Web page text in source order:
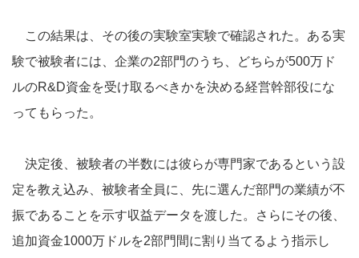
この結果は、その後の実験室実験で確認された。ある実
験で被験者には、企業の2部門のうち、どちらが500万ド
ルのR&D資金を受け取るべきかを決める経営幹部役にな
ってもらった。
決定後、被験者の半数には彼らが専門家であるという設
定を教え込み、被験者全員に、先に選んだ部門の業績が不
振であることを示す収益データを渡した。さらにその後、
追加資金1000万ドルを2部門間に割り当てるよう指示し